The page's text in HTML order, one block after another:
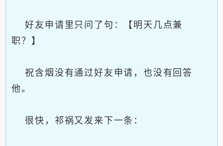
好友申请里只问了句：【明天几点兼
职？】
祝含烟没有通过好友申请，也没有回答
他。
很快，祁祸又发来下一条：